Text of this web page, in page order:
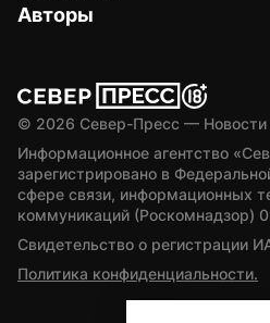
Авторы
© 2026 Север-Пресс — Новости
Информационное агентство
зарегистрировано в
сфере связи, информационных
коммуникаций (Роскомнадзор)
Свидетельство о регистрации
Политика конфиденциальности.